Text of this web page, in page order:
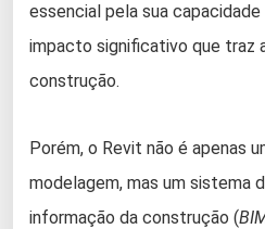
essencial pela sua
impacto significativo que traz
construção.
Porém, o Revit não é apenas
modelagem, mas um sistema
informação da construção (